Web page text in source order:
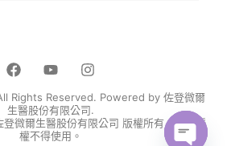
F
a
c
e
b
o
Y
u
t
u
b
I
n
s
t
a
Rights Reserved. Powered by 佐登微爾
生醫股份有限公司.
微爾生醫股份有限公司 版權所有，未經授
權不得使用。